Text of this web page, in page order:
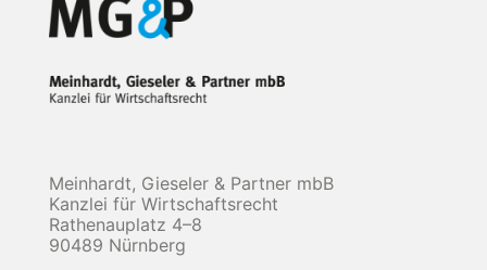
Meinhardt, Gieseler & Partner mbB
Kanzlei für Wirtschaftsrecht
Rathenauplatz 4–8
90489 Nürnberg